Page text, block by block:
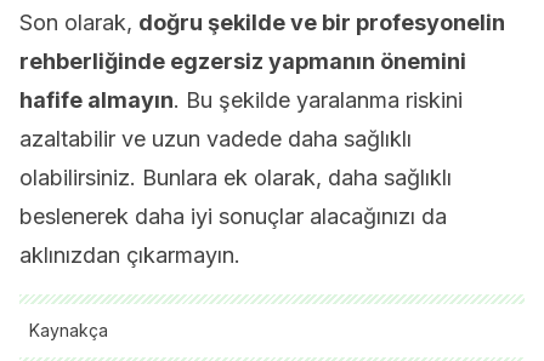
Son olarak, doğru şekilde ve bir profesyonelin
rehberliğinde egzersiz yapmanın önemini
hafife almayın. Bu şekilde yaralanma riskini
azaltabilir ve uzun vadede daha sağlıklı
olabilirsiniz. Bunlara ek olarak, daha sağlıklı
beslenerek daha iyi sonuçlar alacağınızı da
aklınızdan çıkarmayın.
Kaynakça